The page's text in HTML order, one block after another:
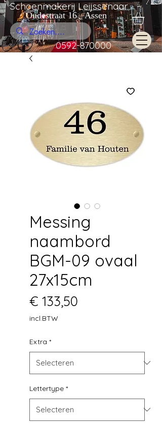
Schoenmakerij Leijssenaar
Oudestraat 16 Assen
0592-870000
Messing
naambord
BGM-09 ovaal
27x15cm
€ 133,50
incl.BTW
Extra *
Lettertype *